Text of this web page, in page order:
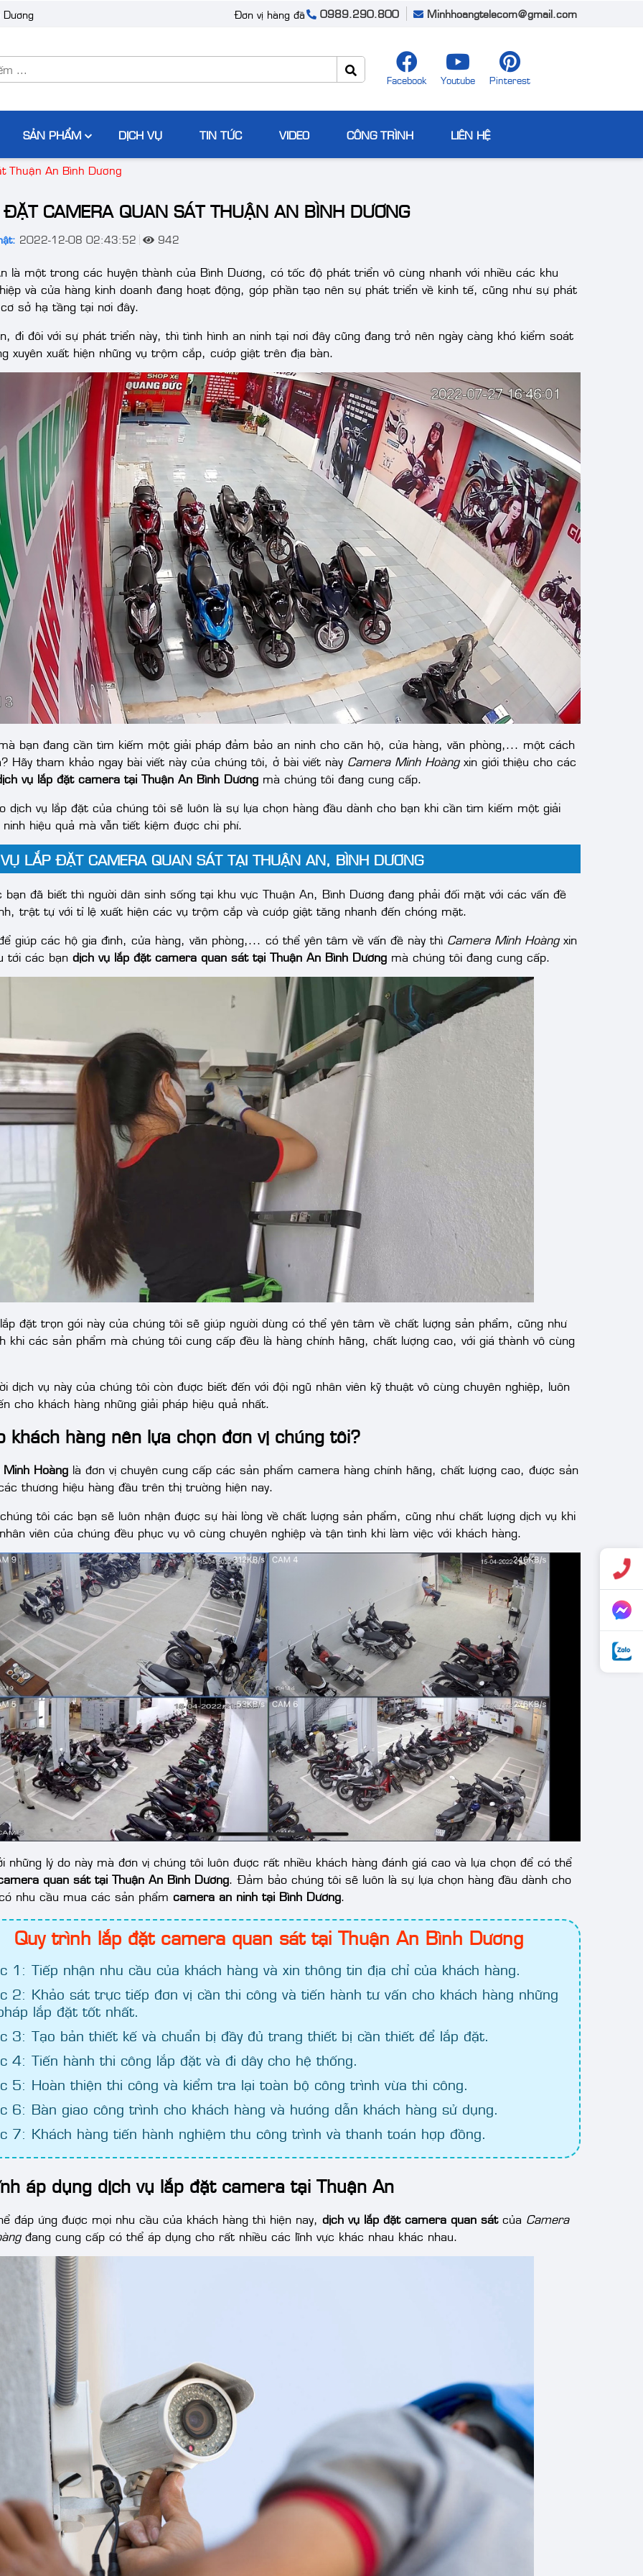
Đơn vị hàng đầu tại tại Bình Dương cung cấp và lắp đặt camera quan sát, thiết bị năng lượng, thiết bị văn
0989.290.800 Minhhoangtelecom@gmail.com
Facebook Youtube Pinterest
SẢN PHẨM DỊCH VỤ TIN TỨC VIDEO CÔNG TRÌNH LIÊN HỆ
Thuận An Bình Dương
CAMERA QUAN SÁT THUẬN AN BÌNH DƯƠNG
2022-12-08 02:43:52 942
là một trong các huyện thành của Bình Dương, có tốc độ phát triển vô cùng nhanh với nhiều các khu
và cửa hàng kinh doanh đang hoạt động, góp phần tạo nên sự phát triển về kinh tế, cũng như sự phát
sở hạ tầng tại nơi đây.
đi đôi với sự phát triển này, thì tình hình an ninh tại nơi đây cũng đang trở nên ngày càng khó kiểm soát
xuyên xuất hiện những vụ trộm cắp, cướp giật trên địa bàn.
bạn đang cần tìm kiếm một giải pháp đảm bảo an ninh cho căn hộ, cửa hàng, văn phòng,... một cách
Hãy tham khảo ngay bài viết này của chúng tôi, ở bài viết này Camera Minh Hoàngxin giới thiệu cho các
vụ lắp đặt camera tại Thuận An Bình Dương mà chúng tôi đang cung cấp.
dịch vụ lắp đặt của chúng tôi sẽ luôn là sự lựa chọn hàng đầu dành cho bạn khi cần tìm kiếm một giải
ninh hiệu quả mà vẫn tiết kiệm được chi phí.
LẮP ĐẶT CAMERA QUAN SÁT TẠI THUẬN AN, BÌNH DƯƠNG
bạn đã biết thì người dân sinh sống tại khu vực Thuận An, Bình Dương đang phải đối mặt với các vấn đề
trật tự với tỉ lệ xuất hiện các vụ trộm cắp và cướp giật tăng nhanh đến chóng mặt.
giúp các hộ gia đình, cửa hàng, văn phòng,... có thể yên tâm về vấn đề này thì Camera Minh Hoàngxin
tới các bạn dịch vụ lắp đặt camera quan sát tại Thuận An Bình Dương mà chúng tôi đang cung cấp.
đặt trọn gói này của chúng tôi sẽ giúp người dùng có thể yên tâm về chất lượng sản phẩm, cũng như
khi các sản phẩm mà chúng tôi cung cấp đều là hàng chính hãng, chất lượng cao, với giá thành vô cùng
dịch vụ này của chúng tôi còn được biết đến với đội ngũ nhân viên kỹ thuật vô cùng chuyên nghiệp, luôn
cho khách hàng những giải pháp hiệu quả nhất.
khách hàng nên lựa chọn đơn vị chúng tôi?
Hoàng là đơn vị chuyên cung cấp các sản phẩm camera hàng chính hãng, chất lượng cao, được sản
thương hiệu hàng đầu trên thị trường hiện nay.
tôi các bạn sẽ luôn nhận được sự hài lòng về chất lượng sản phẩm, cũng như chất lượng dịch vụ khi
viên của chúng đều phục vụ vô cùng chuyên nghiệp và tận tình khi làm việc với khách hàng.
những lý do này mà đơn vị chúng tôi luôn được rất nhiều khách hàng đánh giá cao và lựa chọn để có thể
quan sát tại Thuận An Bình Dương. Đảm bảo chúng tôi sẽ luôn là sự lựa chọn hàng đầu dành cho
nhu cầu mua các sản phẩm camera an ninh tại Bình Dương.
Quy trình lắp đặt camera quan sát tại Thuận An Bình Dương
1: Tiếp nhận nhu cầu của khách hàng và xin thông tin địa chỉ của khách hàng.
2: Khảo sát trực tiếp đơn vị cần thi công và tiến hành tư vấn cho khách hàng những
lắp đặt tốt nhất.
3: Tạo bản thiết kế và chuẩn bị đầy đủ trang thiết bị cần thiết để lắp đặt.
4: Tiến hành thi công lắp đặt và đi dây cho hệ thống.
5: Hoàn thiện thi công và kiểm tra lại toàn bộ công trình vừa thi công.
6: Bàn giao công trình cho khách hàng và hướng dẫn khách hàng sử dụng.
7: Khách hàng tiến hành nghiệm thu công trình và thanh toán hợp đồng.
áp dụng dịch vụ lắp đặt camera tại Thuận An
đáp ứng được mọi nhu cầu của khách hàng thì hiện nay, dịch vụ lắp đặt camera quan sátcủa Camera
đang cung cấp có thể áp dụng cho rất nhiều các lĩnh vực khác nhau khác nhau.